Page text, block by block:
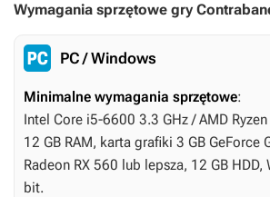
Wymagania sprzętowe gry
PC / Windows
Minimalne wymagania sprzętowe:
Intel Core i5-6600 3.3 GHz / AMD
12 GB RAM, karta grafiki 3 GB GeForce
Radeon RX 560 lub lepsza, 12 GB
bit.